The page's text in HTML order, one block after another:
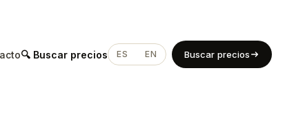
🔍 Buscar precios ES EN Buscar precios